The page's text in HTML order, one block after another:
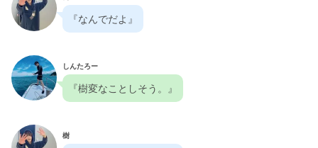
『なんでだよ』
しんたろー
『樹変なことしそう。』
樹